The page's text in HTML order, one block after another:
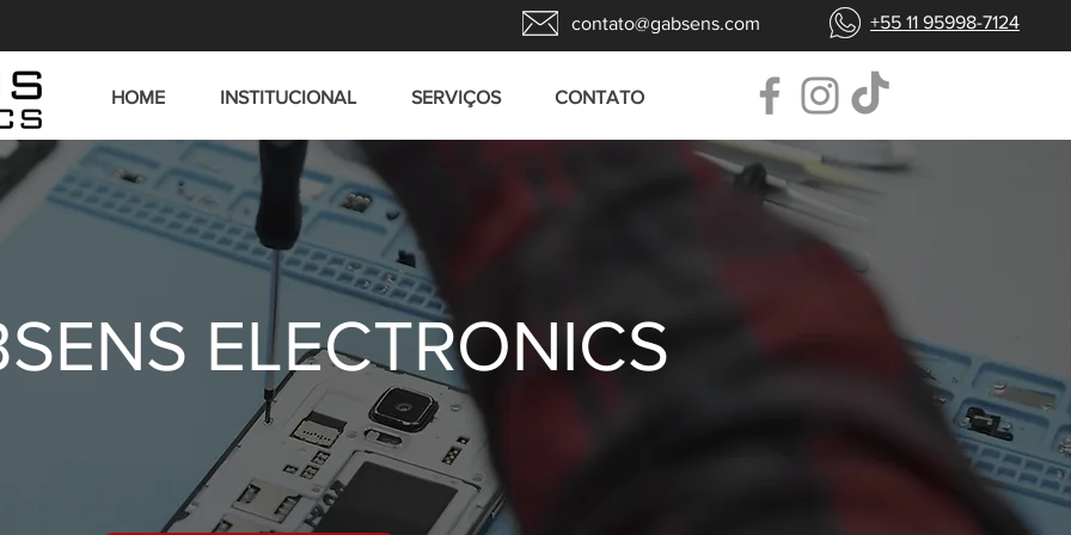
contato@gabsens.com +55 11 95998-7124
HOME INSTITUCIONAL SERVIÇOS CONTATO
ELECTRONICS